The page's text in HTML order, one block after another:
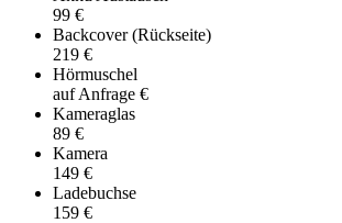
99 €
Backcover (Rückseite)
219 €
Hörmuschel
auf Anfrage €
Kameraglas
89 €
Kamera
149 €
Ladebuchse
159 €